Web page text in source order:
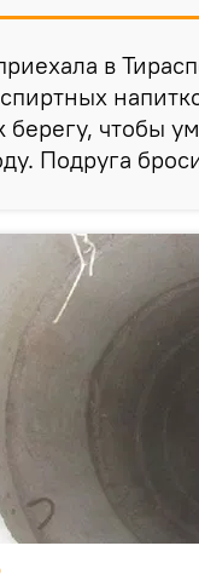
в
берегу, чтобы
Подруга